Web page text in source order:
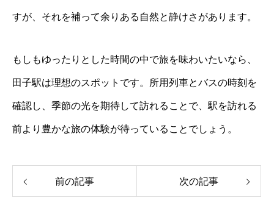
すが、それを補って余りある自然と静けさがあります。
もしもゆったりとした時間の中で旅を味わいたいなら、
田子駅は理想のスポットです。所用列車とバスの時刻を
確認し、季節の光を期待して訪れることで、駅を訪れる
前より豊かな旅の体験が待っていることでしょう。
前の記事 次の記事